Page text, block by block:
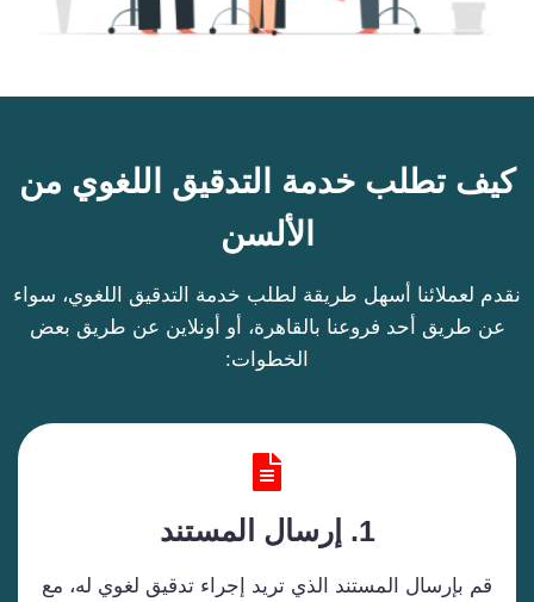
كيف تطلب خدمة التدقيق اللغوي من
الألسن
نقدم لعملائنا أسهل طريقة لطلب خدمة التدقيق اللغوي، سواء
عن طريق أحد فروعنا بالقاهرة، أو أونلاين عن طريق بعض
الخطوات:
1. إرسال المستند
قم بإرسال المستند الذي تريد إجراء تدقيق لغوي له، مع